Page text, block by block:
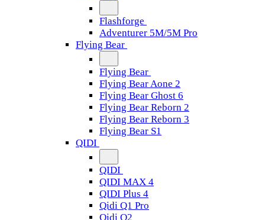
Flashforge
Adventurer 5M/5M Pro
Flying Bear
Flying Bear
Flying Bear Aone 2
Flying Bear Ghost 6
Flying Bear Reborn 2
Flying Bear Reborn 3
Flying Bear S1
QIDI
QIDI
QIDI MAX 4
QIDI Plus 4
Qidi Q1 Pro
Qidi Q2